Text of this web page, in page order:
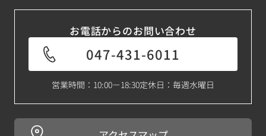
お電話からのお問い合わせ
047-431-6011
営業時間：10:00－18:30定休日：毎週水曜日